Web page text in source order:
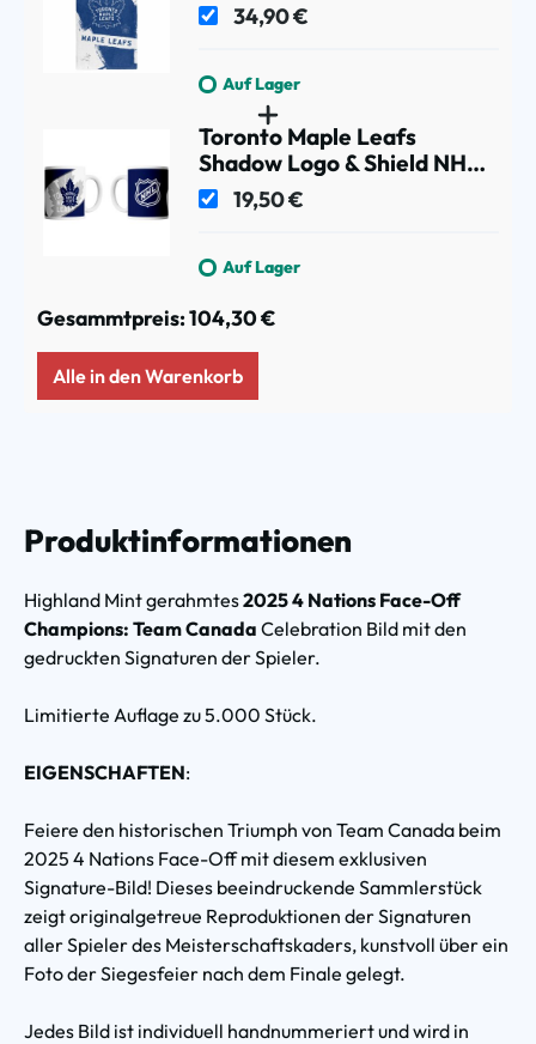
34,90 €
Auf Lager
Toronto Maple Leafs
Shadow Logo & Shield NHL
Becher (330 ml)
19,50 €
Auf Lager
Gesammtpreis:104,30 €
Alle in den Warenkorb
Produktinformationen
Highland Mint gerahmtes2025 4 Nations Face-Off
Champions: Team Canada Celebration Bild mit den
gedruckten Signaturen der Spieler.
Limitierte Auflage zu 5.000 Stück.
EIGENSCHAFTEN:
Feiere den historischen Triumph von Team Canada beim
2025 4 Nations Face-Off mit diesem exklusiven
Signature-Bild! Dieses beeindruckende Sammlerstück
zeigt originalgetreue Reproduktionen der Signaturen
aller Spieler des Meisterschaftskaders, kunstvoll über ein
Foto der Siegesfeier nach dem Finale gelegt.
Jedes Bild ist individuell handnummeriert und wird in